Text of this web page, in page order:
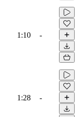
1:10 -
1:28 -